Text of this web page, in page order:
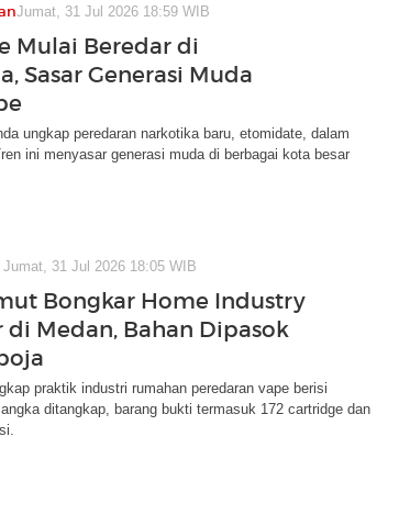
Jumat, 31 Jul 2026 18:59 WIB
Mulai Beredar di
Sasar Generasi Muda
ungkap peredaran narkotika baru, etomidate, dalam
ini menyasar generasi muda di berbagai kota besar
Jumat, 31 Jul 2026 18:05 WIB
Bongkar Home Industry
di Medan, Bahan Dipasok
praktik industri rumahan peredaran vape berisi
ditangkap, barang bukti termasuk 172 cartridge dan